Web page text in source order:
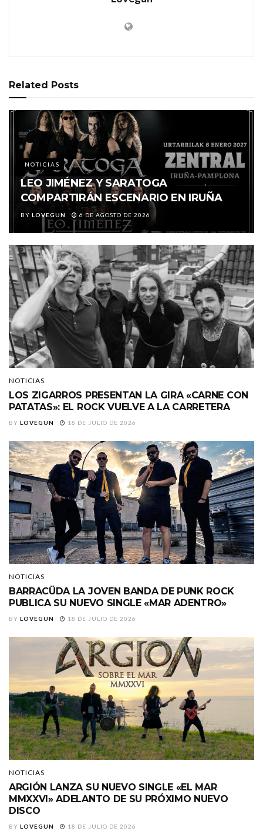
Related Posts
NOTICIAS
LEO JIMÉNEZ Y SARATOGA
COMPARTIRÁN ESCENARIO EN IRUÑA
BY LOVEGUN 6 DE AGOSTO DE 2026
NOTICIAS
LOS ZIGARROS PRESENTAN LA GIRA «CARNE CON
PATATAS»: EL ROCK VUELVE A LA CARRETERA
BY LOVEGUN 18 DE JULIO DE 2026
NOTICIAS
BARRACÜDA LA JOVEN BANDA DE PUNK ROCK
PUBLICA SU NUEVO SINGLE «MAR ADENTRO»
BY LOVEGUN 18 DE JULIO DE 2026
NOTICIAS
ARGIÓN LANZA SU NUEVO SINGLE «EL MAR
MMXXVI» ADELANTO DE SU PRÓXIMO NUEVO
DISCO
BY LOVEGUN 18 DE JULIO DE 2026